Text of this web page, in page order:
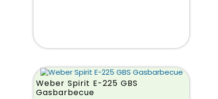
Weber Spirit E-225 GBS
Gasbarbecue